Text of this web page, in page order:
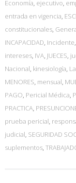
Economía, ejecutivo,
entrada en vigencia,
constitucionales,
INCAPACIDAD, Incidente,
intereses, IVA, JUECES,
Nacional, kinesiología,
MENORES, mensual,
PAGO, Pericial Médica,
PRACTICA,
prueba pericial,
judicial, SEGURIDAD
suplementos,